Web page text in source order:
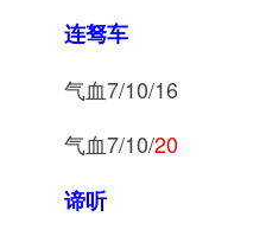
连驽车
气血7/10/16
气血7/10/20
谛听